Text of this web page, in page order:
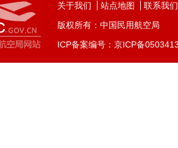
关于我们 站点地图
联系我们
版权所有：中国民用航空局
ICP备案编号：京ICP备